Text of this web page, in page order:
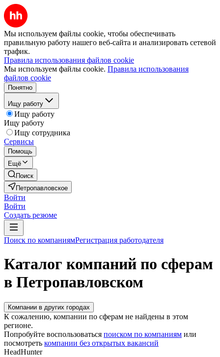
Мы используем файлы cookie, чтобы обеспечивать
правильную работу нашего веб-сайта и анализировать сетевой
трафик.
Правила использования файлов cookie
Мы используем файлы cookie. Правила использования
файлов cookie
Понятно
Ищу работу
Ищу работу
Ищу работу
Ищу сотрудника
Сервисы
Помощь
Ещё
Поиск
Петропавловское
Войти
Войти
Создать резюме
Поиск по компаниямРегистрация работодателя
Каталог компаний по сферам
в Петропавловском
Компании в других городах
К сожалению, компании по сферам не найдены в этом
регионе.
Попробуйте воспользоваться поиском по компаниям или
посмотреть компании без открытых вакансий
HeadHunter